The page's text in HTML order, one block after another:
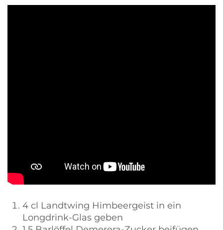
4 cl Landtwing Himbeergeist in ein
Longdrink-Glas geben